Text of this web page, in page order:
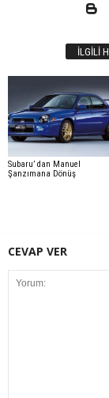
İLGILI
Subaru’ dan Manuel
Şanzımana Dönüş
CEVAP VER